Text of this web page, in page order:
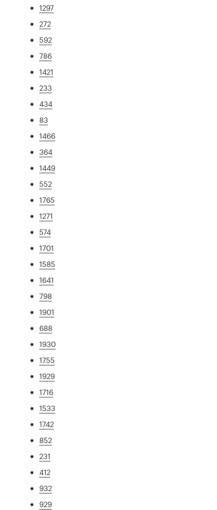
1297
272
592
786
1421
233
434
83
1466
364
1449
552
1765
1271
574
1701
1585
1641
798
1901
688
1930
1755
1929
1716
1533
1742
852
231
412
932
929